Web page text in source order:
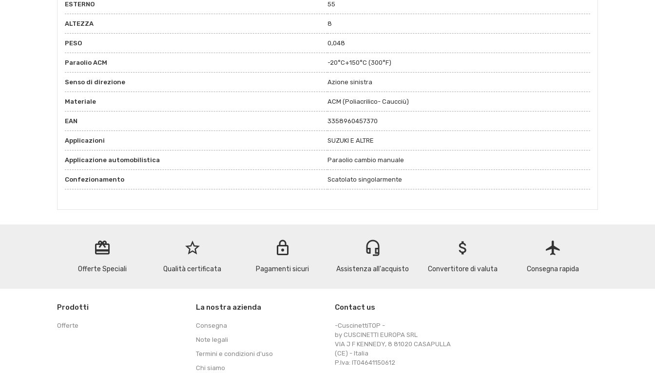
ESTERNO 55
ALTEZZA 8
PESO 0,048
Paraolio ACM -20°C+150°C (300°F)
Senso di direzione Azione sinistra
Materiale ACM (Poliacrilico- Caucciù)
EAN 3358960457370
Applicazioni SUZUKI E ALTRE
Applicazione automobilistica Paraolio cambio manuale
Confezionamento Scatolato singolarmente
redeem
Offerte Speciali
star_border
Qualità certificata
lock
Pagamenti sicuri
headset_mic
Assistenza all'acquisto
attach_money
Convertitore di valuta
flight
Consegna rapida
Prodotti
Offerte
La nostra azienda
Consegna
Note legali
Termini e condizioni d'uso
Chi siamo
Contact us
-CuscinettiTOP -
by CUSCINETTI EUROPA SRL
VIA J F KENNEDY, 8 81020 CASAPULLA
(CE) - Italia
P.Iva: IT04641150612